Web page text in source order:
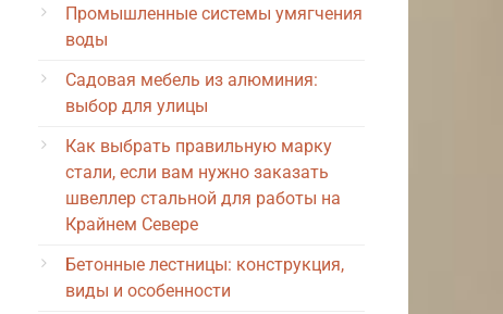
Промышленные системы умягчения
воды
Садовая мебель из алюминия:
выбор для улицы
Как выбрать правильную марку
стали, если вам нужно заказать
швеллер стальной для работы на
Крайнем Севере
Бетонные лестницы: конструкция,
виды и особенности